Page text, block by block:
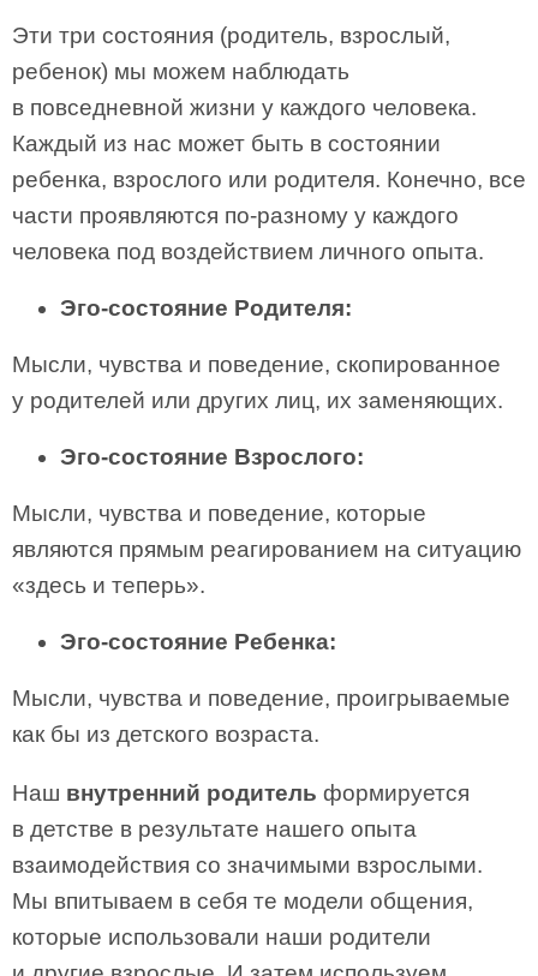
Эти три состояния (родитель, взрослый,
ребенок) мы можем наблюдать
в повседневной жизни у каждого человека.
Каждый из нас может быть в состоянии
ребенка, взрослого или родителя. Конечно, все
части проявляются по-разному у каждого
человека под воздействием личного опыта.
Эго-состояние Родителя:
Мысли, чувства и поведение, скопированное
у родителей или других лиц, их заменяющих.
Эго-состояние Взрослого:
Мысли, чувства и поведение, которые
являются прямым реагированием на ситуацию
«здесь и теперь».
Эго-состояние Ребенка:
Мысли, чувства и поведение, проигрываемые
как бы из детского возраста.
Наш внутренний родитель формируется
в детстве в результате нашего опыта
взаимодействия со значимыми взрослыми.
Мы впитываем в себя те модели общения,
которые использовали наши родители